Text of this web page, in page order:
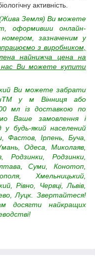
активність.
Земля) Ви можете
оформивши онлайн-
зазначеним у
з виробником,
найнижча цена на
нас Ви можете купити
Ви можете забрати
у м Вінниця або
мл із доставкою по
Ваше замовлення і
у будь-який населений
Фастов, Ірпень, Буча,
Одеса, Миколаяв,
Родзинки, Родзинки,
Суми, Конотоп,
Хмельницький,
Рівно, Червці, Львів,
Луцк. Звертайтеся!
досягти найкращих